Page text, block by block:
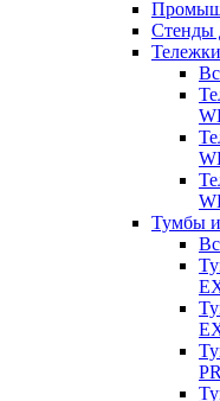
Стенды
Тумбы